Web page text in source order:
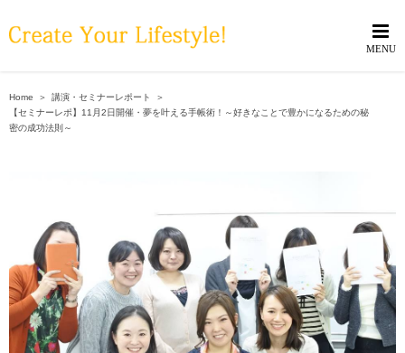
to
Home ＞ 講演・セミナーレポート
＞
【セミナーレポ】11月2日開催・夢を叶える手帳術！～好きなことで豊かになるための秘
密の成功法則～